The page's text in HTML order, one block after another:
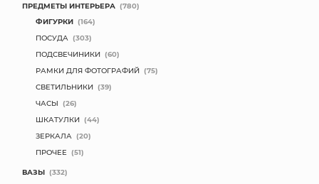
ПРЕДМЕТЫ ИНТЕРЬЕРА (780)
ФИГУРКИ (164)
ПОСУДА (303)
ПОДСВЕЧИНИКИ (60)
РАМКИ ДЛЯ ФОТОГРАФИЙ (75)
СВЕТИЛЬНИКИ (39)
ЧАСЫ (26)
ШКАТУЛКИ (44)
ЗЕРКАЛА (20)
ПРОЧЕЕ (51)
ВАЗЫ (332)